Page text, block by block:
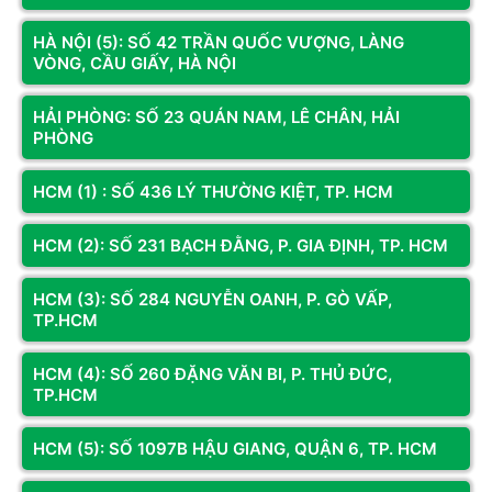
DC TO DC
Converter
Yes
Chứng
nhận quy
chuẩn SX
CB, CE, FC, RoHS
Đầu cấp
điện cho
bo mạch
Mainboard: 1 x 24 (20+4pin) - 600mm
Xuất xứ
linh kiện
nguồn
Linh kiện tụ Nhật
đến giải pháp năng lượng đáng tin cậy dành cho hệ thống máy
tính của bạn, một cách an toàn và hiệu quả ở mức đầu tư thấp.
Với chứng nhận hiệu suất 80 Plus Bronze 230V EU, công nghệ
Active PFC, và quạt làm mát 120mm giúp bộ nguồn hoạt
động hiệu quả và đảm bảo luôn hoàn thành nhiệm vụ của nó.
Bộ nguồn đáp ứng mọi nhu cầu sử dụng máy cốt lõi của bạn
mà không gặp bất cứ trở ngại nào khác. Chỉ cần cắm dây vào
mọi linh kiện cần thiết là bạn có thể làm việc một cách tốt
nhất, bộ nguồn VGP750BRU PRO 80 Plus Bronze 230V EU sự
lựa chọn mà bạn khó có thể bỏ qua.
Xem thêm
HÀ NỘI (5): SỐ 42 TRẦN QUỐC VƯỢNG, LÀNG
VÒNG, CẦU GIẤY, HÀ NỘI
HẢI PHÒNG: SỐ 23 QUÁN NAM, LÊ CHÂN, HẢI
PHÒNG
HCM (1) : SỐ 436 LÝ THƯỜNG KIỆT, TP. HCM
HCM (2): SỐ 231 BẠCH ĐẰNG, P. GIA ĐỊNH, TP. HCM
HCM (3): SỐ 284 NGUYỄN OANH, P. GÒ VẤP,
TP.HCM
HCM (4): SỐ 260 ĐẶNG VĂN BI, P. THỦ ĐỨC,
TP.HCM
HCM (5): SỐ 1097B HẬU GIANG, QUẬN 6, TP. HCM